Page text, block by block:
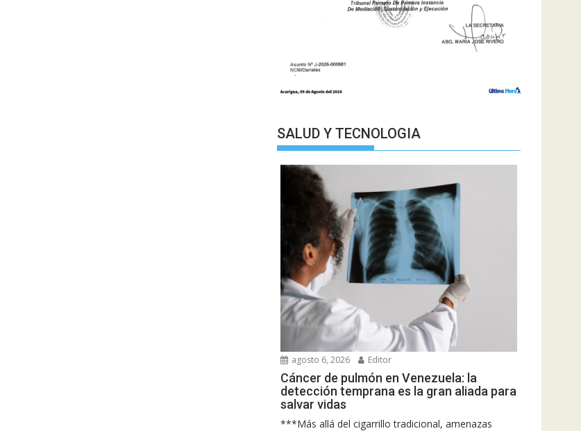
SALUD Y TECNOLOGIA
agosto 6, 2026 Editor
Cáncer de pulmón en Venezuela: la
detección temprana es la gran aliada para
salvar vidas
***Más allá del cigarrillo tradicional, amenazas